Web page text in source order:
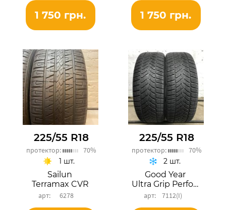
1 750 грн. 1 750 грн.
225/55 R18
протектор: 70%
Sailun
Terramax CVR
6278
1 шт.
225/55 R18
протектор: 70%
Good Year
Ultra Grip Performance+ SUV
7112(I)
2 шт.